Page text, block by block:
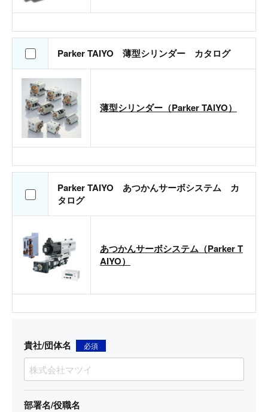
Parker TAIYO 薄型シリンダー カタログ
薄型シリンダー（Parker TAIYO）
Parker TAIYO あつかんサーボシステム カ
タログ
あつかんサーボシステム（Parker T
AIYO）
貴社/団体名 必須
部署名/役職名